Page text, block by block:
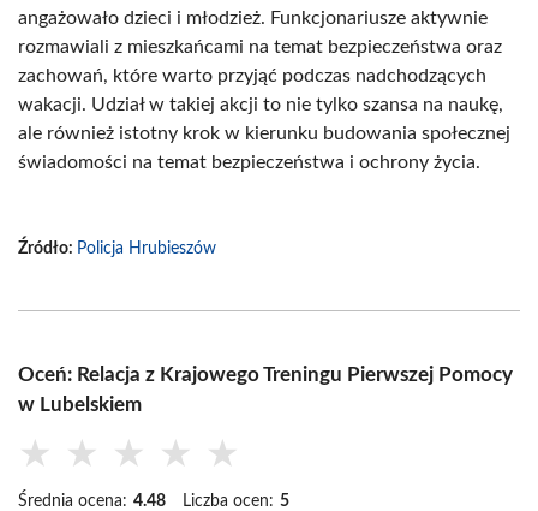
angażowało dzieci i młodzież. Funkcjonariusze aktywnie
rozmawiali z mieszkańcami na temat bezpieczeństwa oraz
zachowań, które warto przyjąć podczas nadchodzących
wakacji. Udział w takiej akcji to nie tylko szansa na naukę,
ale również istotny krok w kierunku budowania społecznej
świadomości na temat bezpieczeństwa i ochrony życia.
Źródło: Policja Hrubieszów
Oceń: Relacja z Krajowego Treningu Pierwszej Pomocy
w Lubelskiem
★ ★ ★ ★ ★
Średnia ocena: 4.48 Liczba ocen: 5